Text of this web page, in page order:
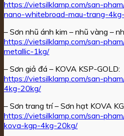
https://vietsilklamp.com/san-
nano-whitebroad-mau-trang-
– Sơn nhũ ánh kim – nhũ vàng –
https://vietsilklamp.com/san-
metallic-1kg/
– Sơn giả đá – KOVA KSP-GOLD:
https://vietsilklamp.com/san-
4kg-20kg/
– Sơn trang trí – Sơn hạt KOVA
https://vietsilklamp.com/san-
kova-kgp-4kg-20kg/